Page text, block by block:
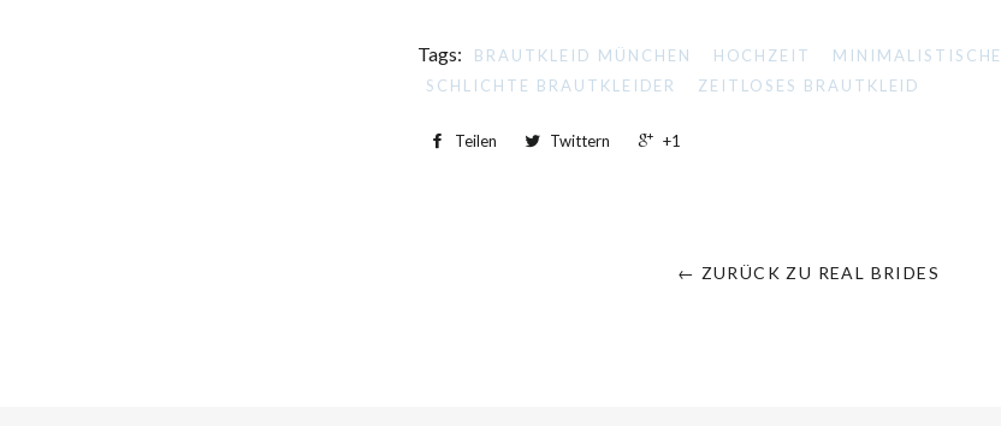
Tags: BRAUTKLEID MÜNCHEN HOCHZEIT
SCHLICHTE BRAUTKLEIDER
ZEITLOSES BRAUTKLEID
Teilen Twittern +1
← ZURÜCK ZU REAL BRIDES